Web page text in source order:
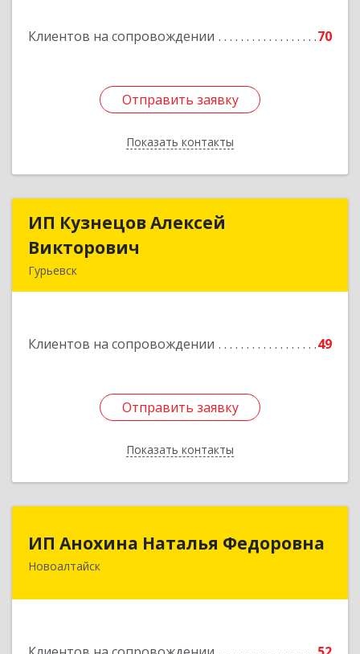
Клиентов на сопровождении 70
Отправить заявку
Показать контакты
Отправить заявку
Назад
ИП Кузнецов Алексей
Викторович
Гурьевск
Клиентов на сопровождении 49
Отправить заявку
Показать контакты
ИП Кузнецов Алексей
Подробнее
Отправить заявку
Назад
ИП Анохина Наталья Федоровна
Новоалтайск658041, Алтайский край, Новоалтайск г,